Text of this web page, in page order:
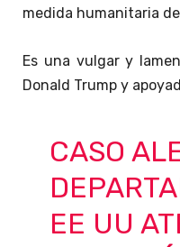
medida humanitaria
Es una vulgar y
Donald Trump y
CASO
EE UU